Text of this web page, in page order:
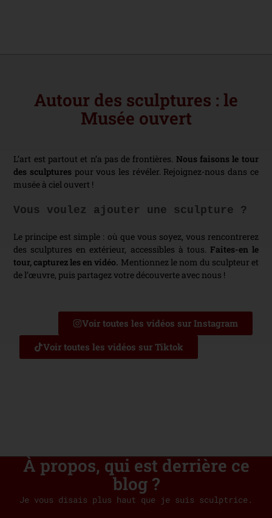
Autour des sculptures : le
Musée ouvert
L’art est partout et n’a pas de frontières. Nous faisons le tour
des sculptures pour vous les révéler. Rejoignez-nous dans ce
musée à ciel ouvert !
Vous voulez ajouter une sculpture ?
Le principe est simple : où que vous soyez, vous rencontrerez
des sculptures en extérieur, accessibles à tous. Faites-en le
tour, capturez les en vidéo. Mentionnez le nom du sculpteur et
de l’œuvre, puis partagez votre découverte avec nous !
Voir toutes les vidéos sur Instagram
Voir toutes les vidéos sur Tiktok
À propos, qui est derrière ce
blog ?
Je vous disais plus haut que je suis sculptrice.